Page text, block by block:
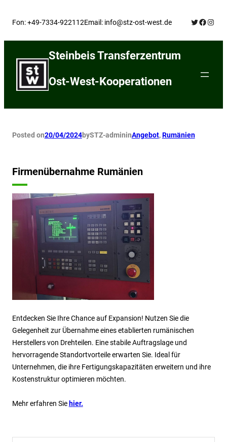
Fon: +49-7334-922112Email: info@stz-ost-west.de Twitter
Steinbeis Transferzentrum
Ost-West-Kooperationen
Posted on20/04/2024bySTZ-admininAngebot, Rumänien
Firmenübernahme Rumänien
Entdecken Sie Ihre Chance auf Expansion! Nutzen Sie die
Gelegenheit zur Übernahme eines etablierten rumänischen
Herstellers von Drehteilen. Eine stabile Auftragslage und
hervorragende Standortvorteile erwarten Sie. Ideal für
Unternehmen, die ihre Fertigungskapazitäten erweitern und ihre
Kostenstruktur optimieren möchten.
Mehr erfahren Sie hier.